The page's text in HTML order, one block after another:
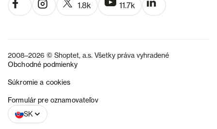
1.8k 11.7k
2008–2026 © Shoptet, a.s. Všetky práva vyhradené
Obchodné podmienky
Súkromie a cookies
Formulár pre oznamovateľov
SK